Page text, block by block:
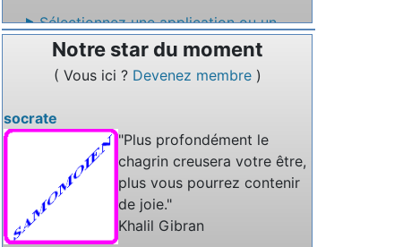
Sélectionnez une application ou un
service en ligne qui permet de créer un
site web facilement sans code
de rédiger des textes à plusieurs.
Notre star du moment
( Vous ici ? Devenez membre )
socrate
"Plus profondément le
chagrin creusera votre être,
plus vous pourrez contenir
de joie."
Khalil Gibran